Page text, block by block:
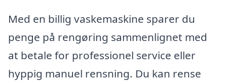
Med en billig vaskemaskine sparer du
penge på rengøring sammenlignet med
at betale for professionel service eller
hyppig manuel rensning. Du kan rense